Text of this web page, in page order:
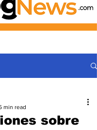
sobre
min read